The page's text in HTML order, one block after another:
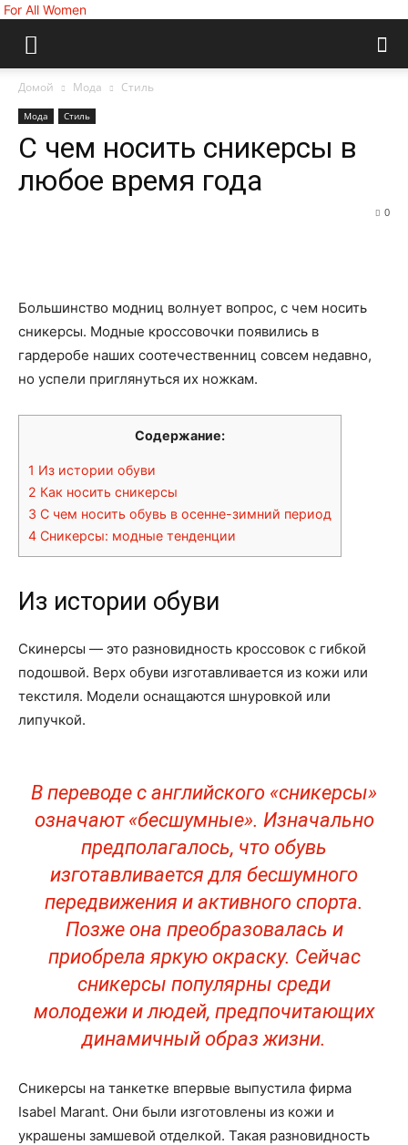
For All Women
Домой Мода Стиль
Мода Стиль
С чем носить сникерсы в
любое время года
0
Большинство модниц волнует вопрос, с чем носить
сникерсы. Модные кроссовочки появились в
гардеробе наших соотечественниц совсем недавно,
но успели приглянуться их ножкам.
Содержание:
1 Из истории обуви
2 Как носить сникерсы
3 С чем носить обувь в осенне-зимний период
4 Сникерсы: модные тенденции
Из истории обуви
Скинерсы — это разновидность кроссовок с гибкой
подошвой. Верх обуви изготавливается из кожи или
текстиля. Модели оснащаются шнуровкой или
липучкой.
В переводе с английского «сникерсы»
означают «бесшумные». Изначально
предполагалось, что обувь
изготавливается для бесшумного
передвижения и активного спорта.
Позже она преобразовалась и
приобрела яркую окраску. Сейчас
сникерсы популярны среди
молодежи и людей, предпочитающих
динамичный образ жизни.
Сникерсы на танкетке впервые выпустила фирма
Isabel Marant. Они были изготовлены из кожи и
украшены замшевой отделкой. Такая разновидность